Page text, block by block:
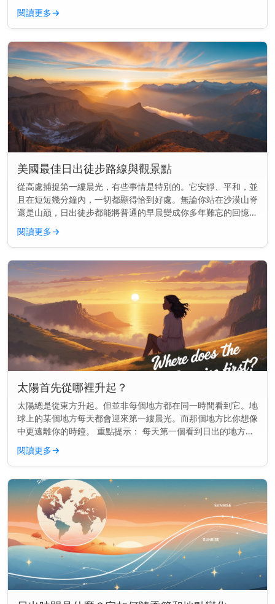
主要見解： 日出長久以來標誌著許多宗教中的神聖時刻，用於
祈禱、供奉和慶...
閱讀更多→
美國最佳日出徒步路線與觀景點
從高處捕捉第一縷晨光，有些事情是特別的。它安靜、平和，並
且在短短幾分鐘內，一切都顯得恰到好處。無論你站在沙漠山脊
還是山巔，日出徒步都能將普通的早晨變成你多年難忘的回憶。
快速見解： 美國最好的日出徒步結合了開闊的視野與簡單到中
等難度的步道—...
閱讀更多→
太陽首先從哪裡升起？
太陽總是從東方升起。但並非每個地方都在同一時間看到它。地
球上的某個地方每天都會迎來第一縷晨光。而那個地方比你想像
中更遠離你的時鐘。 重點提示： 每天第一個看到日出的地方通
常是一個名叫吉里巴斯的小島國，位於國際日期變更線附近。
地球如何決定誰...
閱讀更多→